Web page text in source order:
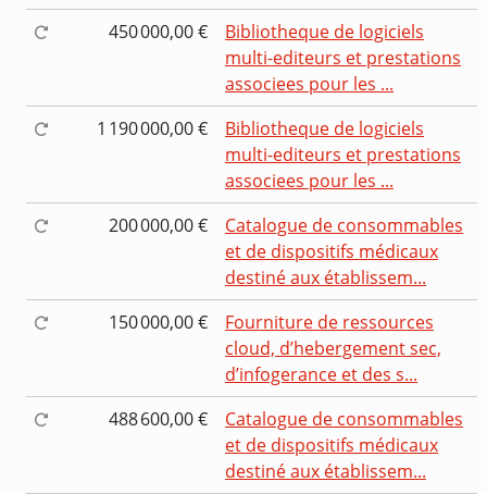
450 000,00 €
Bibliotheque de logiciels
multi-editeurs et prestations
associees pour les ...
1 190 000,00 €
Bibliotheque de logiciels
multi-editeurs et prestations
associees pour les ...
200 000,00 €
Catalogue de consommables
et de dispositifs médicaux
destiné aux établissem...
150 000,00 €
Fourniture de ressources
cloud, d’hebergement sec,
d’infogerance et des s...
488 600,00 €
Catalogue de consommables
et de dispositifs médicaux
destiné aux établissem...